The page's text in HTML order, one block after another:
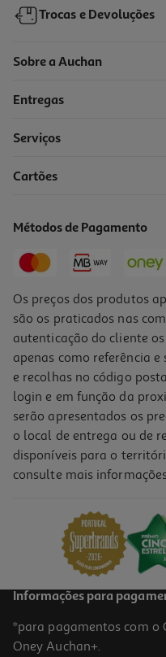
Trocas e Devoluções
Sobre a Auchan
Entregas
Serviços
Cartões
Métodos de Pagamento
Os preços dos produtos
são os praticados nas
autenticação do cliente
apenas como referência
e recolhas no código
login e em função da
serão apresentados os
o local de entrega ou de
disponíveis para o
consulte mais
Informações para
*para pagamentos com o
Oney Auchan+.